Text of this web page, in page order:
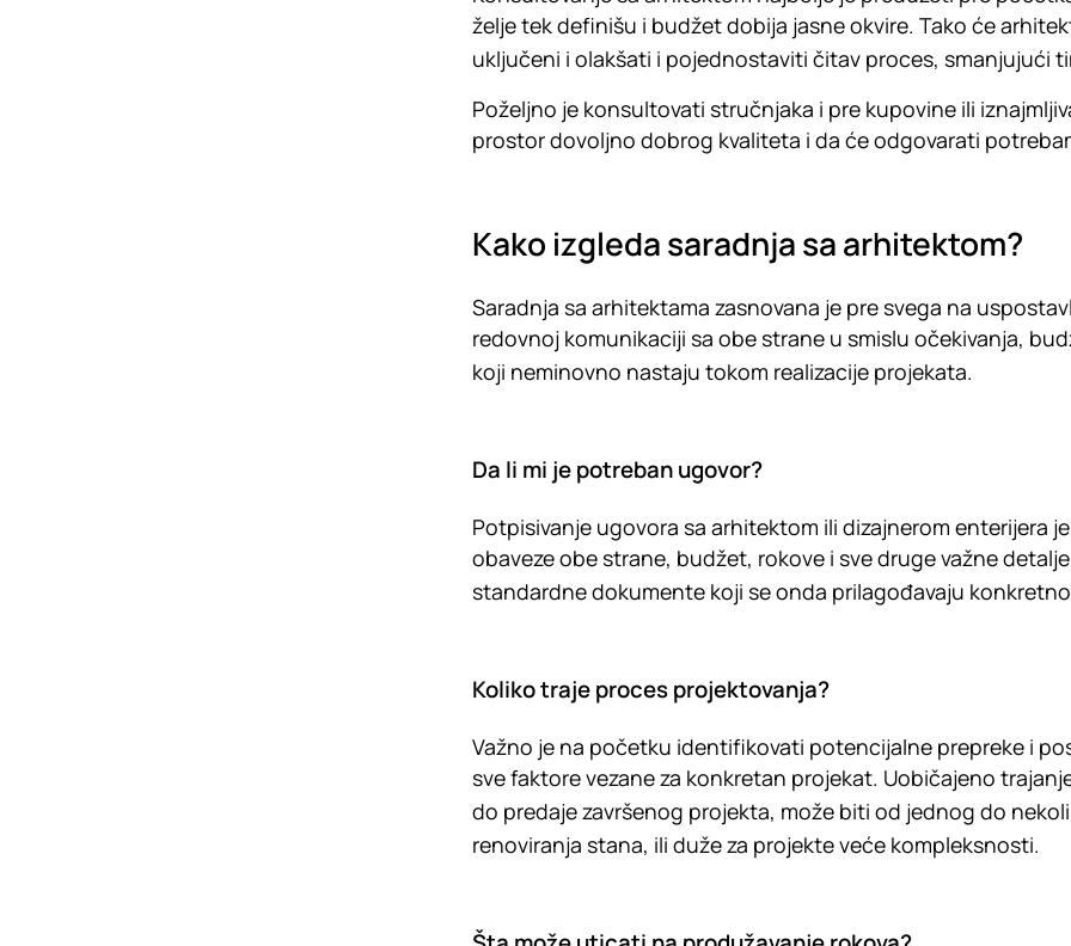
želje tek definišu i budžet dobija jasne okvire. Tako će
uključeni i olakšati i pojednostaviti čitav proces, smanjujući
Poželjno je konsultovati stručnjaka i pre kupovine ili
prostor dovoljno dobrog kvaliteta i da će odgovarati
Kako izgleda saradnja sa arhitektom?
Saradnja sa arhitektama zasnovana je pre svega na
redovnoj komunikaciji sa obe strane u smislu očekivanja,
koji neminovno nastaju tokom realizacije projekata.
Da li mi je potreban ugovor?
Potpisivanje ugovora sa arhitektom ili dizajnerom enterijera
obaveze obe strane, budžet, rokove i sve druge važne
standardne dokumente koji se onda prilagođavaju
Koliko traje proces projektovanja?
Važno je na početku identifikovati potencijalne prepreke i
sve faktore vezane za konkretan projekat. Uobičajeno
do predaje završenog projekta, može biti od jednog do
renoviranja stana, ili duže za projekte veće kompleksnosti.